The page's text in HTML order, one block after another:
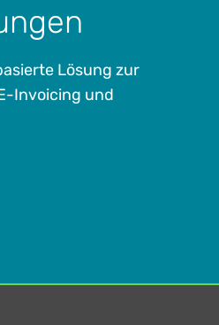
Lösung zur
Invoicing und